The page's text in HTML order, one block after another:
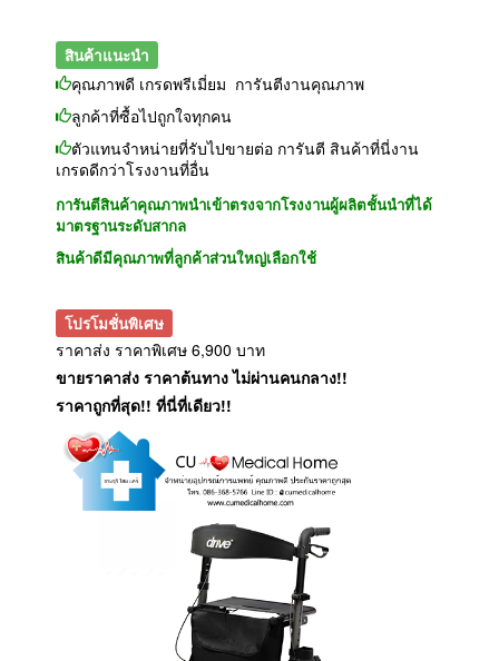
สินค้าแนะนำ
คุณภาพดี เกรดพรีเมี่ยม การันตีงานคุณภาพ
ลูกค้าที่ซื้อไปถูกใจทุกคน
ตัวแทนจำหน่ายที่รับไปขายต่อ การันตี สินค้าที่นี่งาน
เกรดดีกว่าโรงงานที่อื่น
การันตีสินค้าคุณภาพนำเข้าตรงจากโรงงานผู้ผลิตชั้นนำที่ได้
มาตรฐานระดับสากล
สินค้าดีมีคุณภาพที่ลูกค้าส่วนใหญ่เลือกใช้
โปรโมชั่นพิเศษ
ราคาส่ง ราคาพิเศษ 6,900 บาท
ขายราคาส่ง ราคาต้นทาง ไม่ผ่านคนกลาง!!
ราคาถูกที่สุด!! ที่นี่ที่เดียว!!